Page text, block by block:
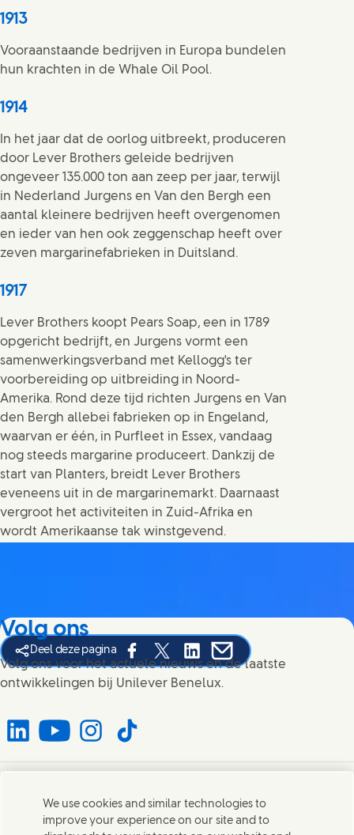
1913
Vooraanstaande bedrijven in Europa bundelen
hun krachten in de Whale Oil Pool.
1914
In het jaar dat de oorlog uitbreekt, produceren
door Lever Brothers geleide bedrijven
ongeveer 135.000 ton aan zeep per jaar, terwijl
in Nederland Jurgens en Van den Bergh een
aantal kleinere bedrijven heeft overgenomen
en ieder van hen ook zeggenschap heeft over
zeven margarinefabrieken in Duitsland.
1917
Lever Brothers koopt Pears Soap, een in 1789
opgericht bedrijft, en Jurgens vormt een
samenwerkingsverband met Kellogg's ter
voorbereiding op uitbreiding in Noord-
Amerika. Rond deze tijd richten Jurgens en Van
den Bergh allebei fabrieken op in Engeland,
waarvan er één, in Purfleet in Essex, vandaag
nog steeds margarine produceert. Dankzij de
start van Planters, breidt Lever Brothers
eveneens uit in de margarinemarkt. Daarnaast
vergroot het activiteiten in Zuid-Afrika en
wordt Amerikaanse tak winstgevend.
Deel deze pagina
Share this page on Facebook
Share this page on X
Share this page on Linked In
Share this page on E-
Volg ons
Volg ons voor het actuele nieuws en de laatste
ontwikkelingen bij Unilever Benelux.
with us on LinkedIn
Connect with us on YouTube
Connect with us on Instagram
Connect with us on TikTok
Contact
We use cookies and similar technologies to
improve your experience on our site and to